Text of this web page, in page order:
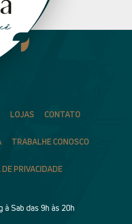
LOJAS CONTATO
TRABALHE CONOSCO
PRIVACIDADE
à Sab das 9h às 20h